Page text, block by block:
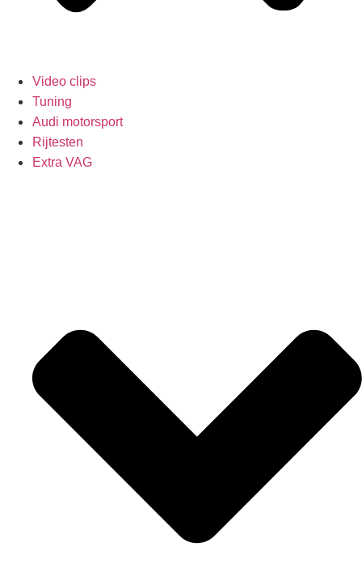
Video clips
Tuning
Audi motorsport
Rijtesten
Extra VAG